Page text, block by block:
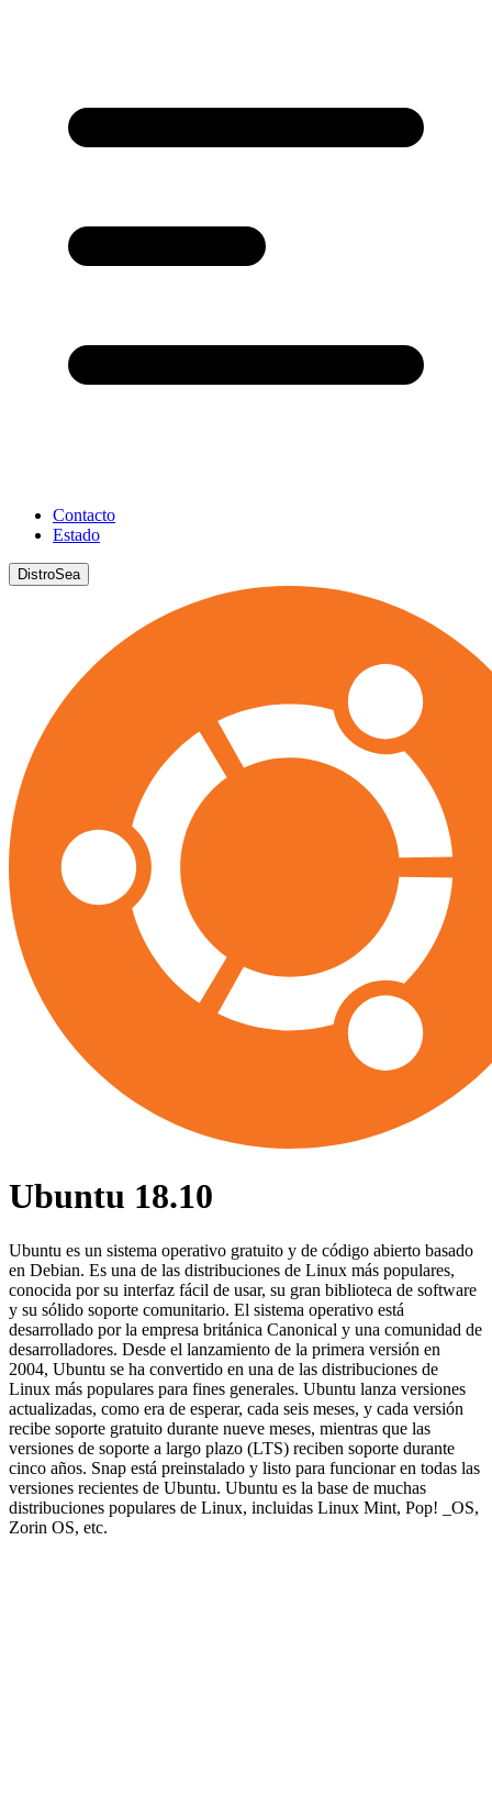
Contacto
Estado
DistroSea
Ubuntu 18.10
Ubuntu es un sistema operativo gratuito y de código abierto basado
en Debian. Es una de las distribuciones de Linux más populares,
conocida por su interfaz fácil de usar, su gran biblioteca de software
y su sólido soporte comunitario. El sistema operativo está
desarrollado por la empresa británica Canonical y una comunidad de
desarrolladores. Desde el lanzamiento de la primera versión en
2004, Ubuntu se ha convertido en una de las distribuciones de
Linux más populares para fines generales. Ubuntu lanza versiones
actualizadas, como era de esperar, cada seis meses, y cada versión
recibe soporte gratuito durante nueve meses, mientras que las
versiones de soporte a largo plazo (LTS) reciben soporte durante
cinco años. Snap está preinstalado y listo para funcionar en todas las
versiones recientes de Ubuntu. Ubuntu es la base de muchas
distribuciones populares de Linux, incluidas Linux Mint, Pop! _OS,
Zorin OS, etc.